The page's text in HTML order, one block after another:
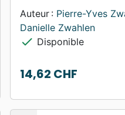
Auteur : Pierre-Yves
Danielle Zwahlen
check Disponible
Prix
14,62 CHF